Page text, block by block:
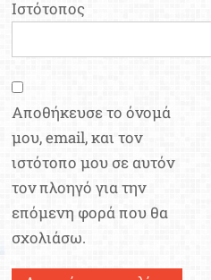
Ιστότοπος
Αποθήκευσε το όνομά
μου, email, και τον
ιστότοπο μου σε αυτόν
τον πλοηγό για την
επόμενη φορά που θα
σχολιάσω.